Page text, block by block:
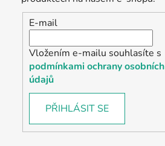
E-mail
Vložením e-mailu souhlasíte s
podmínkami ochrany osobních
údajů
PŘIHLÁSIT SE